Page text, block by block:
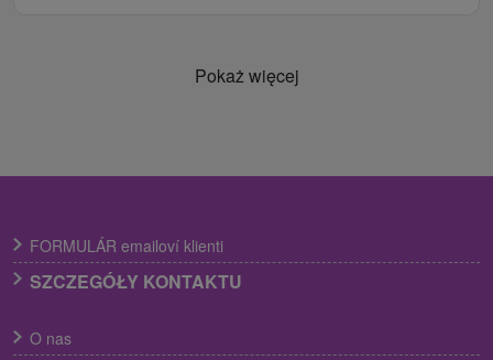
Pokaż więcej
FORMULÁR emailoví klienti
SZCZEGÓŁY KONTAKTU
O nas